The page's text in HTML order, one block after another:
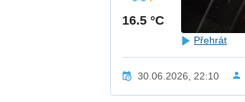
16.5 °C
Přehrát
30.06.2026, 22:10